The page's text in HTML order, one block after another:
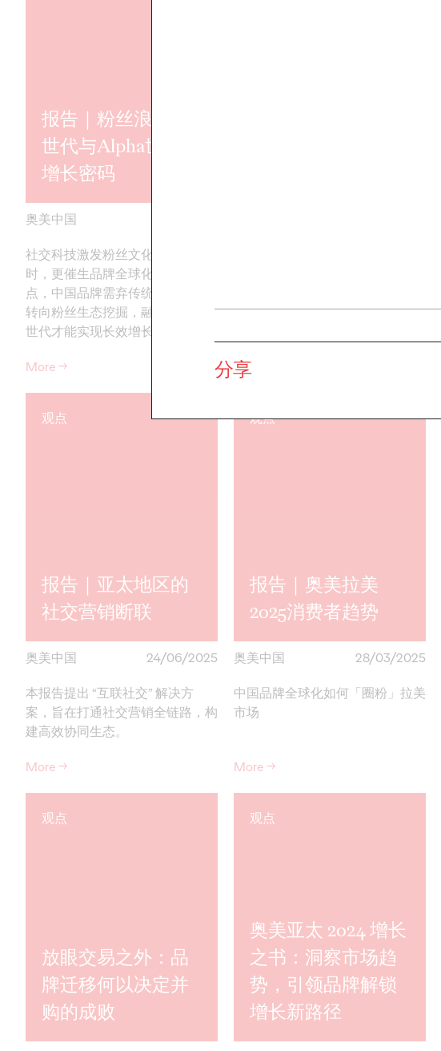
分享
报告｜粉丝浪潮：Z
世代与Alpha世代的
增长密码
奥美中国
社交科技激发粉丝文化迭代的同
时，更催生品牌全球化拓展新焦
点，中国品牌需弃传统的流量思维
转向粉丝生态挖掘，融入海外年轻
世代才能实现长效增长。
More→ More
观点
报告｜亚太地区的
社交营销断联
奥美中国 24/06/2025
本报告提出 “互联社交” 解决方
案，旨在打通社交营销全链路，构
建高效协同生态。
More→
观点
报告｜奥美拉美
2025消费者趋势
奥美中国 28/03/2025
中国品牌全球化如何「圈粉」拉美
市场
More→
观点
放眼交易之外：品
牌迁移何以决定并
购的成败
观点
奥美亚太 2024 增长
之书：洞察市场趋
势，引领品牌解锁
增长新路径